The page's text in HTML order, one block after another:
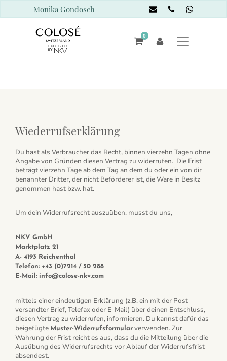
Monika Gondosch
0
Wiederrufserklärung
Du hast als Verbraucher das Recht, binnen vierzehn Tagen ohne
Angabe von Gründen diesen Vertrag zu widerrufen. Die Frist
beträgt vierzehn Tage ab dem Tag an dem du oder ein von dir
benannter Dritter, der nicht Beförderer ist, die Ware in Besitz
genommen hast bzw. hat.
Um dein Widerrufsrecht auszuüben, musst du uns,
NKV GmbH
Marktplatz 21
A- 4193 Reichenthal
Telefon: +43 (0)7214 / 50 288
E-Mail: info@colose-nkv.com
mittels einer eindeutigen Erklärung (z.B. ein mit der Post
versandter Brief, Telefax oder E-Mail) über deinen Entschluss,
diesen Vertrag zu widerrufen, informieren. Du kannst dafür das
beigefügte Muster-Widerrufsformular verwenden. Zur
Wahrung der Frist reicht es aus, dass du die Mitteilung über die
Ausübung des Widerrufsrechts vor Ablauf der Widerrufsfrist
absendest.